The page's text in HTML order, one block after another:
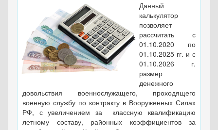
Данный
калькулятор
позволяет
рассчитать с
01.10.2020 по
01.10.2025 гг. и с
01.10.2026 г.
размер
денежного
довольствия военнослужащего, проходящего
военную службу по контракту в Вооруженных Силах
РФ, с увеличением за классную квалификацию
летному составу, районных коэффициентов за